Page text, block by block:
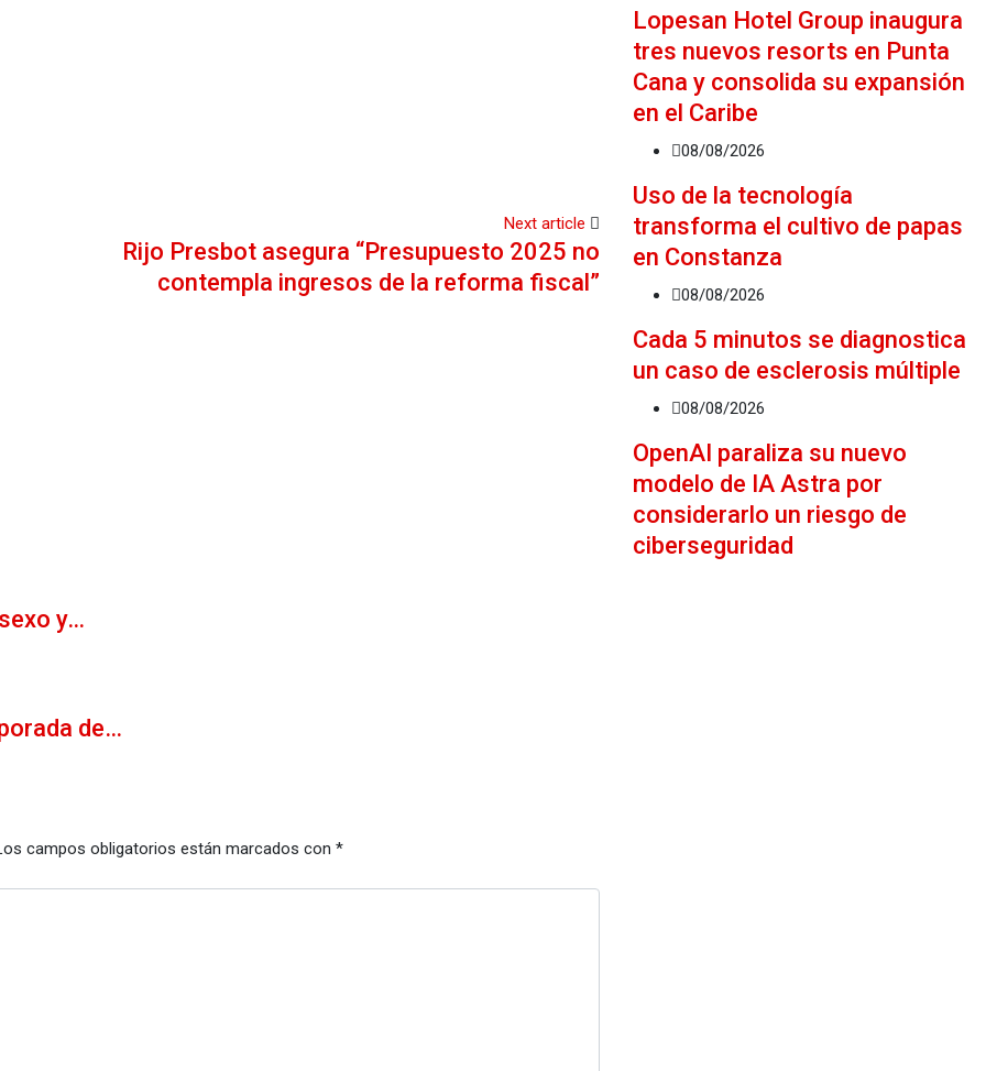
Next article
Rijo Presbot asegura “Presupuesto 2025 no
contempla ingresos de la reforma fiscal”
y…
de…
campos obligatorios están marcados con *
Lopesan Hotel Group inaugura
tres nuevos resorts en Punta
Cana y consolida su expansión
en el Caribe
08/08/2026
Uso de la tecnología
transforma el cultivo de papas
en Constanza
08/08/2026
Cada 5 minutos se diagnostica
un caso de esclerosis múltiple
08/08/2026
OpenAI paraliza su nuevo
modelo de IA Astra por
considerarlo un riesgo de
ciberseguridad